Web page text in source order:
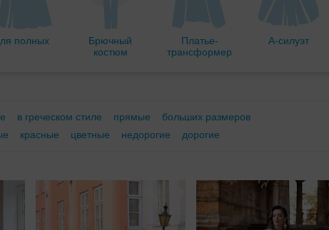
полных
Брючный
костюм
Платье-
трансформер
А-силуэт
в греческом стиле прямые
больших размеров
красные цветные недорогие дорогие